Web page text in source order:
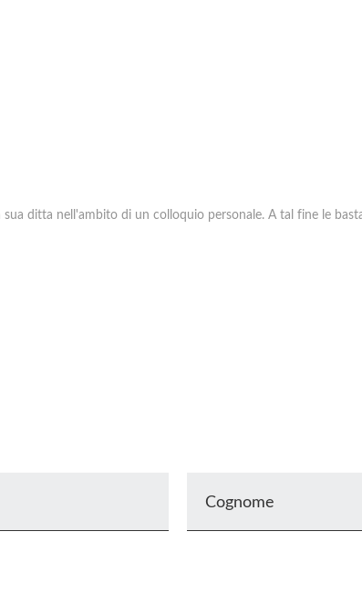
ditta nell'ambito di un colloquio personale. A tal fine le
Cognome